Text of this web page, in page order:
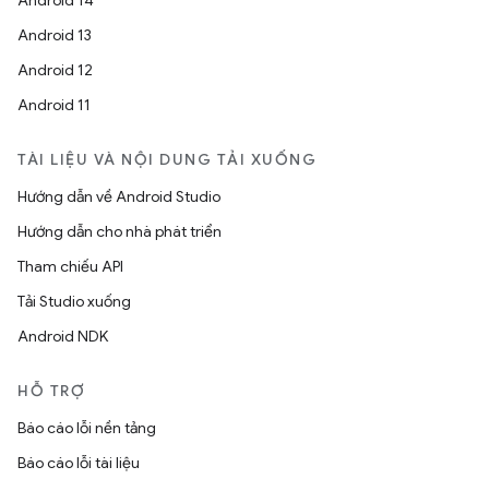
Android 13
Android 12
Android 11
TÀI LIỆU VÀ NỘI DUNG TẢI XUỐNG
Hướng dẫn về Android Studio
Hướng dẫn cho nhà phát triển
Tham chiếu API
Tải Studio xuống
Android NDK
HỖ TRỢ
Báo cáo lỗi nền tảng
Báo cáo lỗi tài liệu